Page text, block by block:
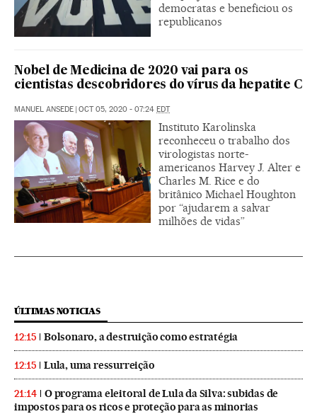
democratas e beneficiou os
republicanos
Nobel de Medicina de 2020 vai para os
cientistas descobridores do vírus da hepatite C
MANUEL ANSEDE | OCT 05, 2020 - 07:24 EDT
Instituto Karolinska
reconheceu o trabalho dos
virologistas norte-
americanos Harvey J. Alter e
Charles M. Rice e do
britânico Michael Houghton
por “ajudarem a salvar
milhões de vidas”
ÚLTIMAS NOTICIAS
12:15 Bolsonaro, a destruição como estratégia
12:15 Lula, uma ressurreição
21:14
O programa eleitoral de Lula da Silva: subidas de
impostos para os ricos e proteção para as minorias